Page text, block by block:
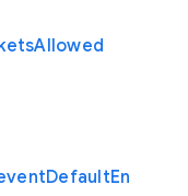
Allowed
DefaultEn